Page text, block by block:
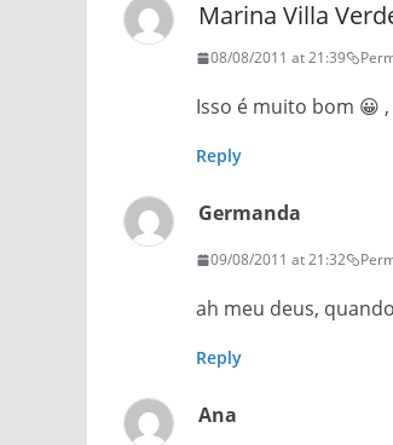
Marina Villa
08/08/2011 at 21:39
Isso é muito bom 😀
Reply
Germanda
09/08/2011 at 21:32
ah meu deus,
Reply
Ana